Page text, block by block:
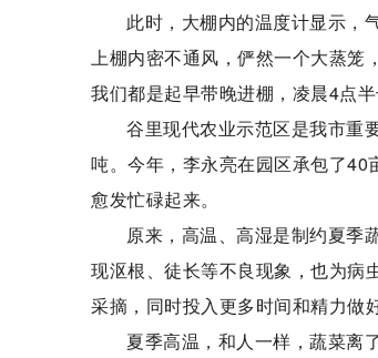
此时，大棚内的温度计显示，
上棚内密不通风，俨然一个大蒸
我们都是起早带晚进棚，凌晨4点
谷里现代农业示范区是我市重
吨。今年，李永亮在园区承包了
愈发忙碌起来。
原来，高温、高湿是制约夏季
现沤根、徒长等不良现象，也为病
采摘，同时投入更多时间和精力做
夏季高温，和人一样，蔬菜离